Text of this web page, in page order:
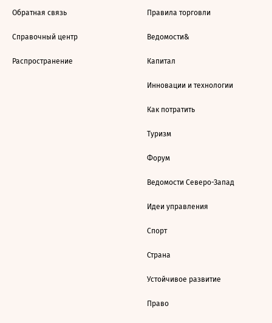
Обратная связь
Справочный центр
Распространение
Правила торговли
Ведомости&
Капитал
Инновации и технологии
Как потратить
Туризм
Форум
Ведомости Северо-Запад
Идеи управления
Спорт
Страна
Устойчивое развитие
Право